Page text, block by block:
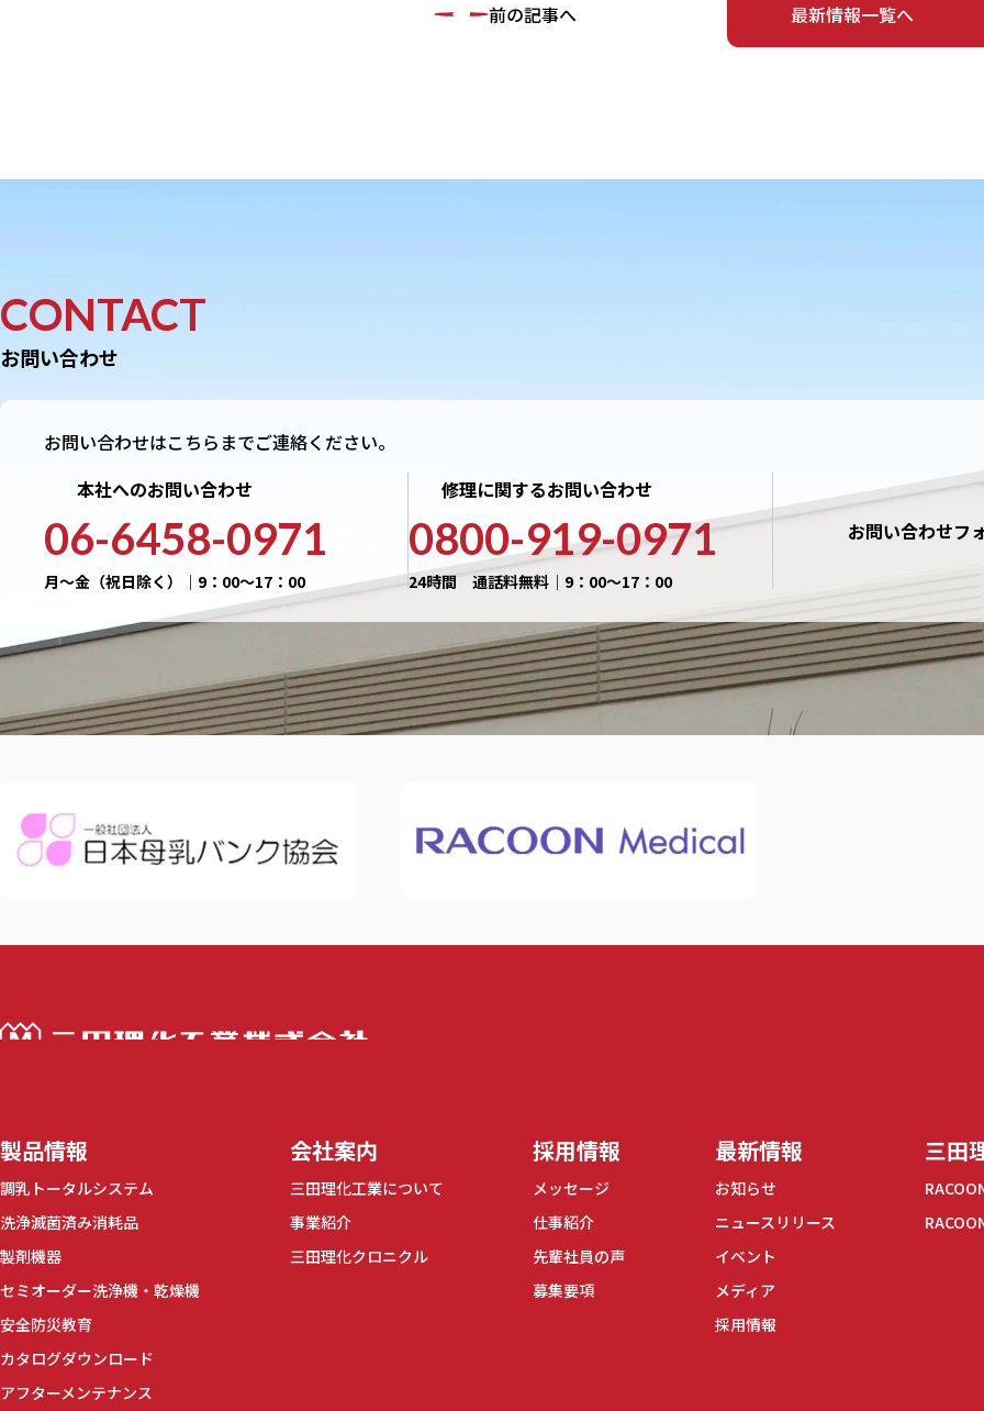
前の記事へ 最新情報一覧へ
CONTACT
お問い合わせ
お問い合わせはこちらまでご連絡ください。
本社へのお問い合わせ
06-6458-0971
月〜金（祝日除く）｜9：00〜17：00
修理に関するお問い合わせ
0800-919-0971
24時間 通話料無料｜9：00〜17：00
お問い合わせフ
製品情報
調乳トータルシステム
洗浄滅菌済み消耗品
製剤機器
セミオーダー洗浄機・乾燥機
安全防災教育
カタログダウンロード
アフターメンテナンス
会社案内
三田理化工業について
事業紹介
三田理化クロニクル
採用情報
メッセージ
仕事紹介
先輩社員の声
募集要項
最新情報
お知らせ
ニュースリリース
イベント
メディア
採用情報
三田